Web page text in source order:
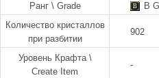
Ранг \ Grade
B
Количество кристаллов
при разбитии
902
Уровень Крафта \
Create Item
-